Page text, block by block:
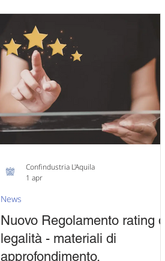
nell’economia e promuovere la legalità
nello svolgimento delle attività
d’impresa. L’intesa conferma
sostanzialmente l’impostazione della
precedente, con l’este
Nuovo Regolamento rating di
legalità - materiali di
approfondimento.
News
Confindustria L'Aquila
1 apr